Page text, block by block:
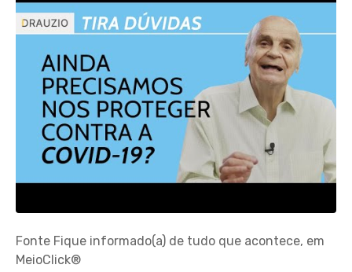
Fonte Fique informado(a) de tudo que acontece, em
MeioClick®